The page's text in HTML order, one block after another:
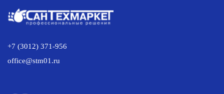
+7 (3012) 371-956
office@stm01.ru